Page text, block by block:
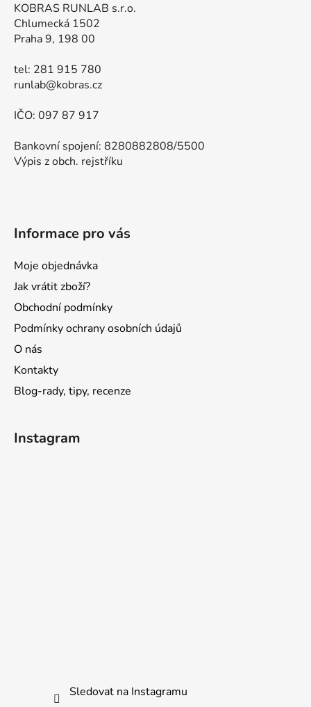
KOBRAS RUNLAB s.r.o.
Chlumecká 1502
Praha 9, 198 00
tel: 281 915 780
runlab@kobras.cz
IČO: 097 87 917
Bankovní spojení: 8280882808/5500
Výpis z obch. rejstříku
Informace pro vás
Moje objednávka
Jak vrátit zboží?
Obchodní podmínky
Podmínky ochrany osobních údajů
O nás
Kontakty
Blog-rady, tipy, recenze
Instagram
Sledovat na Instagramu